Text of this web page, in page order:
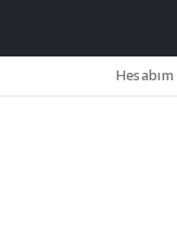
Hesabım